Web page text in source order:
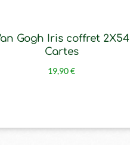
Gogh Iris coffret 2X54
Cartes
19,90€